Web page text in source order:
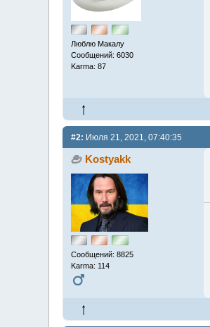
Люблю Макалу
Сообщений: 6030
Karma: 87
#2: Июля 21, 2021, 07:40:35
Kostyakk
Сообщений: 8825
Karma: 114